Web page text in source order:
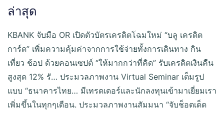
ล่าสุด
KBANK จับมือ OR เปิดตัวบัตรเครดิตโฉมใหม่ “บลู เครดิต
การ์ด” เพิ่มความคุ้มค่าจากการใช้จ่ายทั้งการเดินทาง กิน
เที่ยว ช้อป ด้วยคอนเซปต์ “ให้มากกว่าที่คิด” รับเครดิตเงินคืน
สูงสุด 12% รั… ประมวลภาพงาน Virtual Seminar เต็มรูป
แบบ “ธนาคารไทย… มีเทรดเดอร์และนักลงทุนเข้ามาเยี่ยมเรา
เพิ่มขึ้นในทุกๆเดือน. ประมวลภาพงานสัมมนา “จับช็อตเด็ด